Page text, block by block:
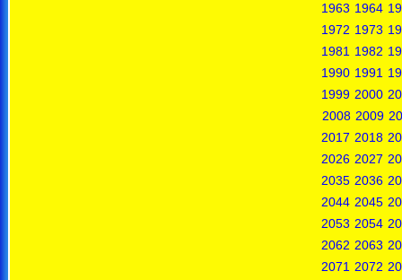
1963 1964
1972 1973
1981 1982
1990 1991
1999 2000
2008 2009
2017 2018
2026 2027
2035 2036
2044 2045
2053 2054
2062 2063
2071 2072